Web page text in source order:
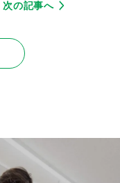
次の記事へ